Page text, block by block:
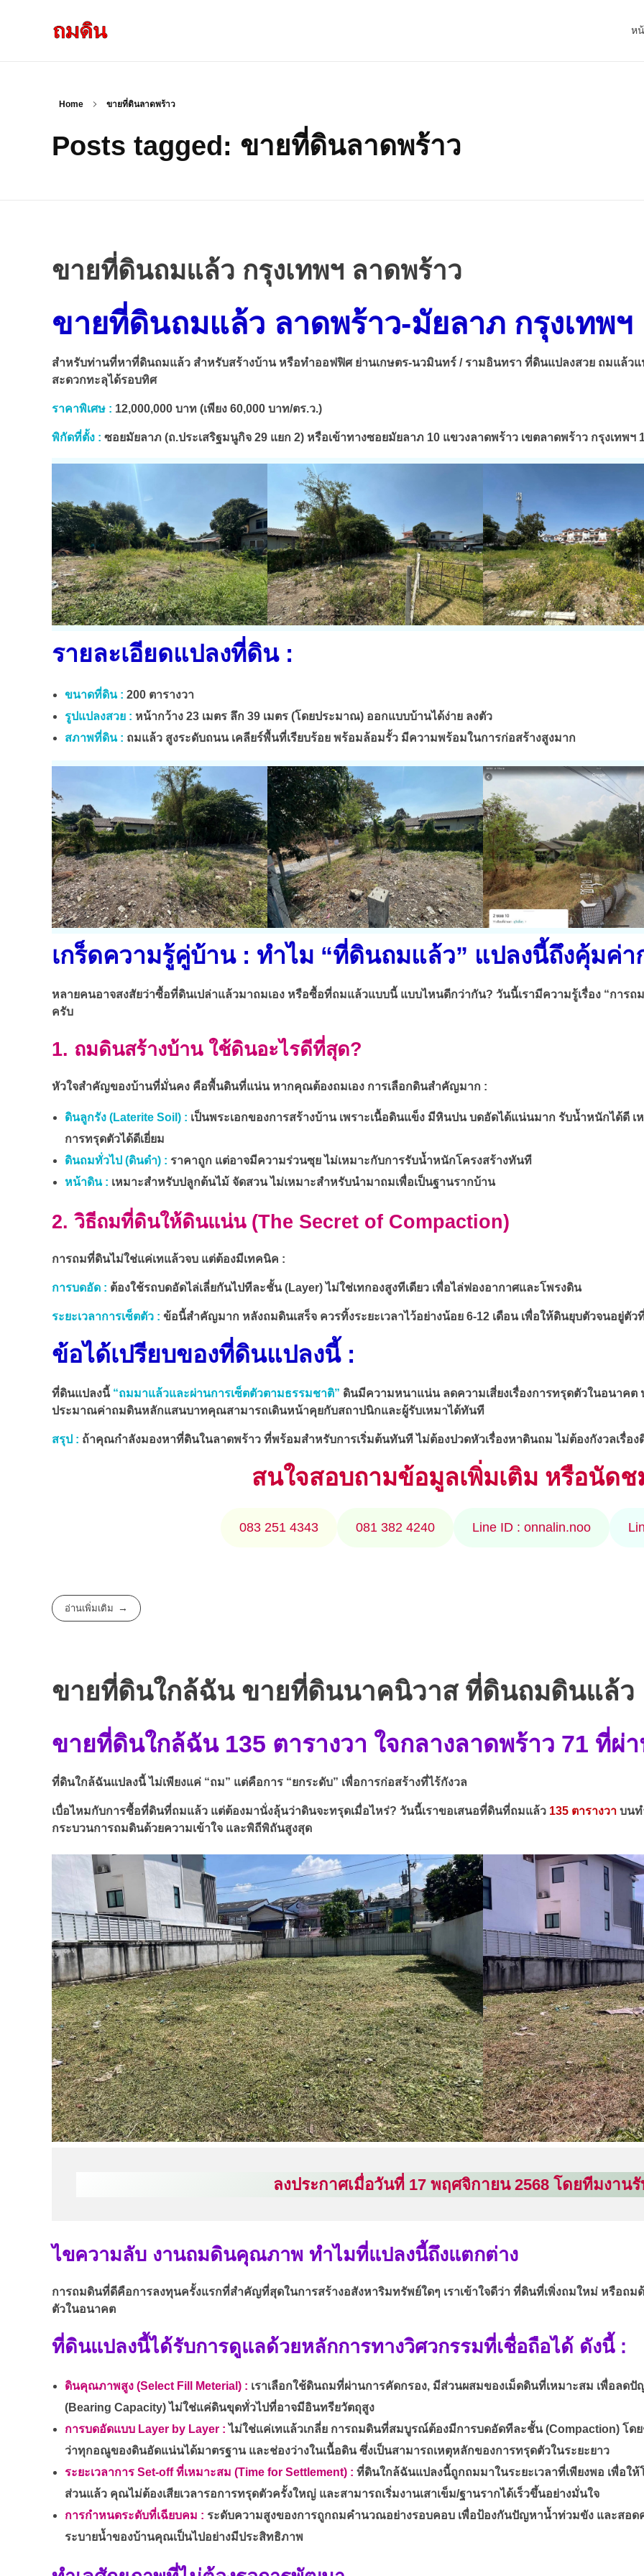
ห
Home ขายที่ดินลาดพร้าว
Posts tagged: ขายที่ดินลาดพร้าว
ขายที่ดินถมแล้ว กรุงเทพฯ ลาดพร้าว
ขายที่ดินถมแล้ว ลาดพร้าว-มัยลาภ กรุงเทพฯ
สำหรับท่านที่หาที่ดินถมแล้ว สำหรับสร้างบ้าน หรือทำออฟฟิศ ย่านเกษตร-นวมินทร์ / รามอินทรา ที่ดินแปลงสวย ถมแล้วแ
สะดวกทะลุได้รอบทิศ
ราคาพิเศษ : 12,000,000 บาท (เพียง 60,000 บาท/ตร.ว.)
พิกัดที่ตั้ง : ซอยมัยลาภ (ถ.ประเสริฐมนูกิจ 29 แยก 2) หรือเข้าทางซอยมัยลาภ 10 แขวงลาดพร้าว เขตลาดพร้าว กรุงเทพฯ
รายละเอียดแปลงที่ดิน :
ขนาดที่ดิน : 200 ตารางวา
รูปแปลงสวย : หน้ากว้าง 23 เมตร ลึก 39 เมตร (โดยประมาณ) ออกแบบบ้านได้ง่าย ลงตัว
สภาพที่ดิน : ถมแล้ว สูงระดับถนน เคลียร์พื้นที่เรียบร้อย พร้อมล้อมรั้ว มีความพร้อมในการก่อสร้างสูงมาก
เกร็ดความรู้คู่บ้าน : ทำไม “ที่ดินถมแล้ว” แปลงนี้ถึงคุ้มค่า
หลายคนอาจสงสัยว่าซื้อที่ดินเปล่าแล้วมาถมเอง หรือซื้อที่ถมแล้วแบบนี้ แบบไหนดีกว่ากัน? วันนี้เรามีความรู้เรื่อง “การถ
ครับ
1. ถมดินสร้างบ้าน ใช้ดินอะไรดีที่สุด?
หัวใจสำคัญของบ้านที่มั่นคง คือพื้นดินที่แน่น หากคุณต้องถมเอง การเลือกดินสำคัญมาก :
ดินลูกรัง (Laterite Soil) : เป็นพระเอกของการสร้างบ้าน เพราะเนื้อดินแข็ง มีหินปน บดอัดได้แน่นมาก รับน้ำหนักได้ดี
การทรุดตัวได้ดีเยี่ยม
ดินถมทั่วไป (ดินดำ) : ราคาถูก แต่อาจมีความร่วนซุย ไม่เหมาะกับการรับน้ำหนักโครงสร้างทันที
หน้าดิน : เหมาะสำหรับปลูกต้นไม้ จัดสวน ไม่เหมาะสำหรับนำมาถมเพื่อเป็นฐานรากบ้าน
2. วิธีถมที่ดินให้ดินแน่น (The Secret of Compaction)
การถมที่ดินไม่ใช่แค่เทแล้วจบ แต่ต้องมีเทคนิค :
การบดอัด : ต้องใช้รถบดอัดไล่เลี่ยกันไปทีละชั้น (Layer) ไม่ใช่เทกองสูงทีเดียว เพื่อไล่ฟองอากาศและโพรงดิน
ระยะเวลาการเซ็ตตัว : ข้อนี้สำคัญมาก หลังถมดินเสร็จ ควรทิ้งระยะเวลาไว้อย่างน้อย 6-12 เดือน เพื่อให้ดินยุบตัวจนอยู่ตัว
ข้อได้เปรียบของที่ดินแปลงนี้ :
ที่ดินแปลงนี้ “ถมมาแล้วและผ่านการเซ็ตตัวตามธรรมชาติ” ดินมีความหนาแน่น ลดความเสี่ยงเรื่องการทรุดตัวในอนาค
ประมาณค่าถมดินหลักแสนบาทคุณสามารถเดินหน้าคุยกับสถาปนิกและผู้รับเหมาได้ทันที
สรุป : ถ้าคุณกำลังมองหาที่ดินในลาดพร้าว ที่พร้อมสำหรับการเริ่มต้นทันที ไม่ต้องปวดหัวเรื่องหาดินถม ไม่ต้องกังวลเรื่อ
สนใจสอบถามข้อมูลเพิ่มเติม หรือนัด
083 251 4343 081 382 4240 Line ID : onnalin.noo
อ่านเพิ่มเติม
ขายที่ดินใกล้ฉัน ขายที่ดินนาคนิวาส ที่ดินถมดินแล้ว
ขายที่ดินใกล้ฉัน 135 ตารางวา ใจกลางลาดพร้าว 71 ที่ผ่
ที่ดินใกล้ฉันแปลงนี้ ไม่เพียงแค่ “ถม” แต่คือการ “ยกระดับ” เพื่อการก่อสร้างที่ไร้กังวล
เบื่อไหมกับการซื้อที่ดินที่ถมแล้ว แต่ต้องมานั่งลุ้นว่าดินจะทรุดเมื่อไหร่? วันนี้เราขอเสนอที่ดินที่ถมแล้ว 135 ตารางวา บนท
กระบวนการถมดินด้วยความเข้าใจ และพิถีพิถันสูงสุด
ลงประกาศเมื่อวันที่ 17 พฤศจิกายน 2568 โดยทีมงาน
ไขความลับ งานถมดินคุณภาพ ทำไมที่แปลงนี้ถึงแตกต่าง
การถมดินที่ดีคือการลงทุนครั้งแรกที่สำคัญที่สุดในการสร้างอสังหาริมทรัพย์ใดๆ เราเข้าใจดีว่า ที่ดินที่เพิ่งถมใหม่ หรือถ
ตัวในอนาคต
ที่ดินแปลงนี้ได้รับการดูแลด้วยหลักการทางวิศวกรรมที่เชื่อถือได้ ดังนี้ :
ดินคุณภาพสูง (Select Fill Meterial) : เราเลือกใช้ดินถมที่ผ่านการคัดกรอง, มีส่วนผสมของเม็ดดินที่เหมาะสม เพื่อลด
(Bearing Capacity) ไม่ใช่แค่ดินขุดทั่วไปที่อาจมีอินทรียวัตถุสูง
การบดอัดแบบ Layer by Layer :ไม่ใช่แค่เทแล้วเกลี่ย การถมดินที่สมบูรณ์ต้องมีการบดอัดทีละชั้น (Compaction) โด
ว่าทุกอณูของดินอัดแน่นได้มาตรฐาน และช่องว่างในเนื้อดิน ซึ่งเป็นสามารถเหตุหลักของการทรุดตัวในระยะยาว
ระยะเวลาการ Set-off ที่เหมาะสม (Time for Settlement) : ที่ดินใกล้ฉันแปลงนี้ถูกถมมาในระยะเวลาที่เพียงพอ เพื่อใ
ส่วนแล้ว คุณไม่ต้องเสียเวลารอการทรุดตัวครั้งใหญ่ และสามารถเริ่มงานเสาเข็ม/ฐานรากได้เร็วขึ้นอย่างมั่นใจ
การกำหนดระดับที่เฉียบคม : ระดับความสูงของการถูกถมคำนวณอย่างรอบคอบ เพื่อป้องกันปัญหาน้ำท่วมขัง และสอ
ระบายน้ำของบ้านคุณเป็นไปอย่างมีประสิทธิภาพ